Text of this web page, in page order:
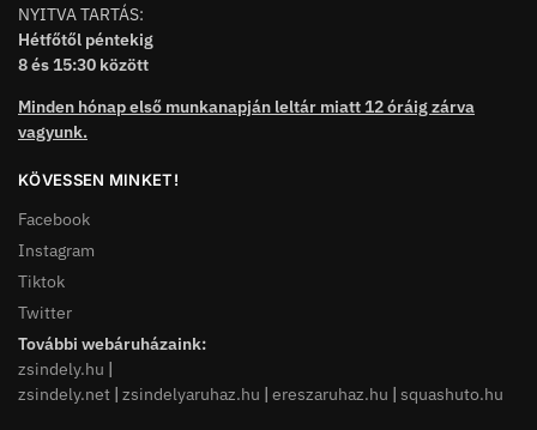
NYITVA TARTÁS:
Hétfőtől péntekig
8 és 15:30 között
Minden hónap első munkanapján leltár miatt 12 óráig zárva
vagyunk.
KÖVESSEN MINKET!
Facebook
Instagram
Tiktok
Twitter
További webáruházaink:
zsindely.hu |
zsindely.net | zsindelyaruhaz.hu | ereszaruhaz.hu | squashuto.hu